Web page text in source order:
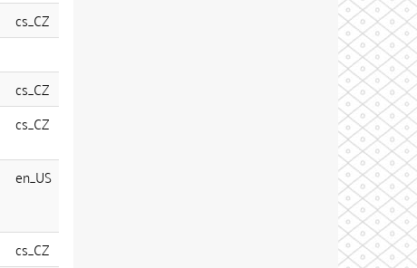
cs_CZ
cs_CZ
cs_CZ
en_US
cs_CZ